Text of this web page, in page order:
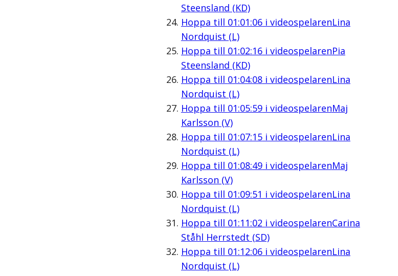
Steensland (KD)
Hoppa till 01:01:06i videospelarenLina
Nordquist (L)
Hoppa till 01:02:16i videospelarenPia
Steensland (KD)
Hoppa till 01:04:08i videospelarenLina
Nordquist (L)
Hoppa till 01:05:59i videospelarenMaj
Karlsson (V)
Hoppa till 01:07:15i videospelarenLina
Nordquist (L)
Hoppa till 01:08:49i videospelarenMaj
Karlsson (V)
Hoppa till 01:09:51 i videospelarenLina
Nordquist (L)
Hoppa till 01:11:02 i videospelarenCarina
Ståhl Herrstedt (SD)
Hoppa till 01:12:06i videospelarenLina
Nordquist (L)